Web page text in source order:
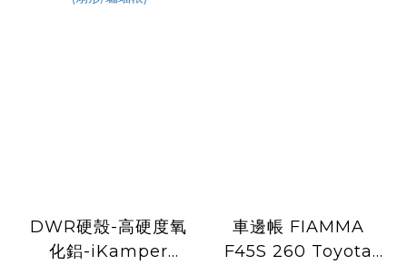
DWR硬殼-高硬度氧
化鋁-iKamper
車邊帳 FIAMMA
F45S 260 Toyota